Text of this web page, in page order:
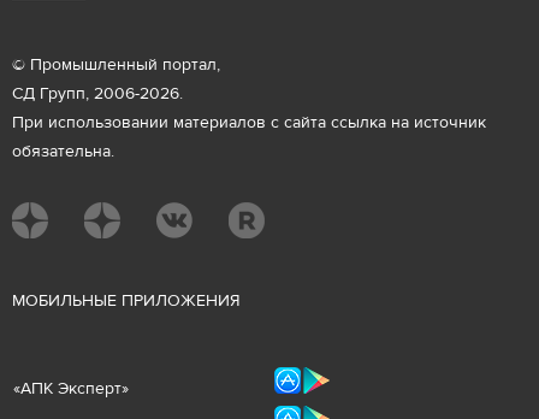
© Промышленный портал,
СД Групп, 2006-2026.
При использовании материалов с сайта ссылка на источник
обязательна.
МОБИЛЬНЫЕ ПРИЛОЖЕНИЯ
«АПК Эксперт»